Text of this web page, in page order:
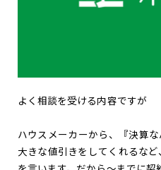
よく相談を受ける内容ですが
ハウスメーカーから、『決算
大きな値引きをしてくれるな